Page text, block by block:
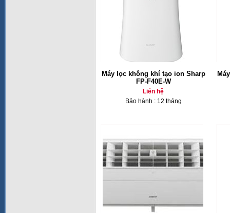
Máy lọc không khí tạo ion Sharp
FP-F40E-W
Liên hệ
Bảo hành : 12 tháng